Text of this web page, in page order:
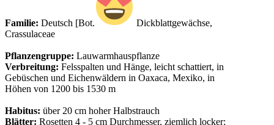
Familie: Deutsch [Bot.
Dickblattgewächse,
Crassulaceae
Pflanzengruppe: Lauwarmhauspflanze
Verbreitung: Felsspalten und Hänge, leicht schattiert, in
Gebüschen und Eichenwäldern in Oaxaca, Mexiko, in
Höhen von 1200 bis 1530 m
Habitus: über 20 cm hoher Halbstrauch
Blätter: Rosetten 4 - 5 cm Durchmesser, ziemlich locker;